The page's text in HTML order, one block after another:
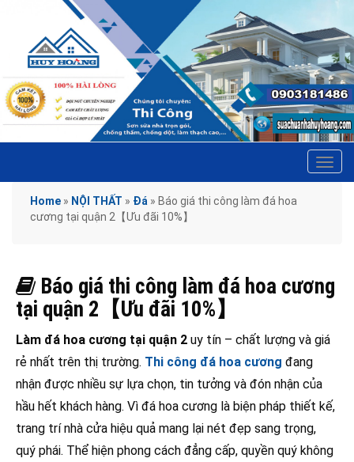
Home » NỘI THẤT » Đá » Báo giá thi công làm đá hoa
cương tại quận 2【Ưu đãi 10%】
Báo giá thi công làm đá hoa cương
tại quận 2【Ưu đãi 10%】
Làm đá hoa cương tại quận 2 uy tín – chất lượng và giá
rẻ nhất trên thị trường. Thi công đá hoa cương đang
nhận được nhiều sự lựa chọn, tin tưởng và đón nhận của
hầu hết khách hàng. Vì đá hoa cương là biện pháp thiết kế,
trang trí nhà cửa hiệu quả mang lại nét đẹp sang trọng,
quý phái. Thể hiện phong cách đẳng cấp, quyền quý không